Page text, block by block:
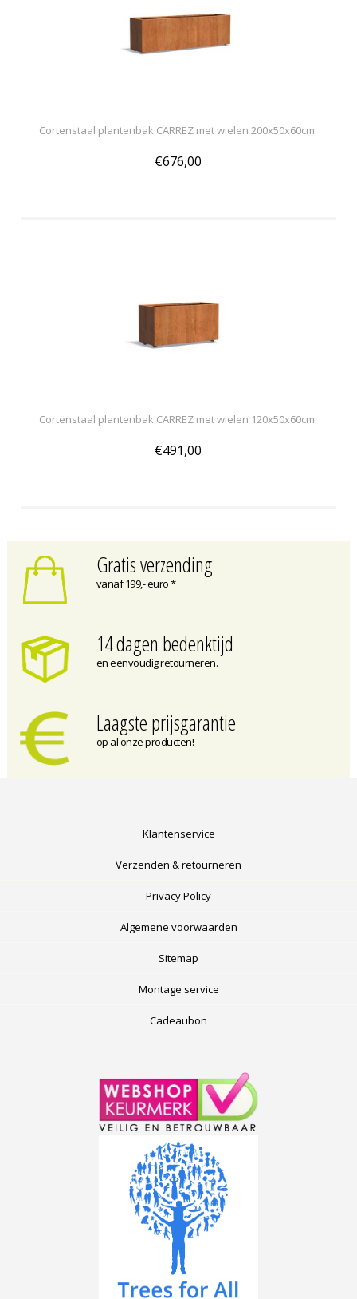
Cortenstaal plantenbak CARREZ met wielen 200x50x60cm.
€676,00
Cortenstaal plantenbak CARREZ met wielen 120x50x60cm.
€491,00
Gratis verzending
vanaf 199,- euro *
14 dagen bedenktijd
en eenvoudig retourneren.
Laagste prijsgarantie
op al onze producten!
Klantenservice
Verzenden & retourneren
Privacy Policy
Algemene voorwaarden
Sitemap
Montage service
Cadeaubon